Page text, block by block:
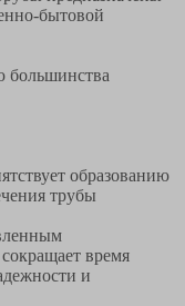
бытовой
большинства
образованию
трубы
время
и